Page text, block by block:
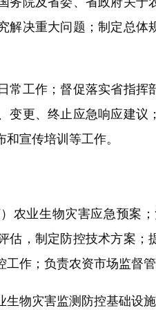
解决重大问题；制定总
作；督促落实省指挥
变更、终止应急响应建
宣传培训等工作。
业生物灾害应急预案；
估，制定防控技术方案
作；负责农资市场监督
灾害监测防控基础设施